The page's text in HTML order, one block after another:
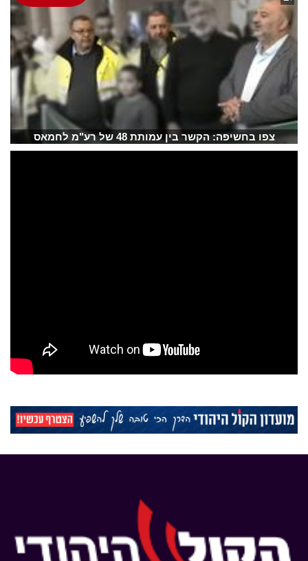
צפו בחשיפה: הקשר בין עמותת 48 של רע"מ לחמאס